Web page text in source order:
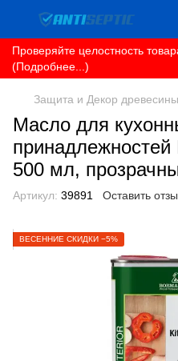
Проверяйте целостность
(Подробнее...)
Защита и Декор древесины
Масло для
500 мл,
Артикул: 39891 Оставить
ВЕСЕННИЕ СКИДКИ −5%